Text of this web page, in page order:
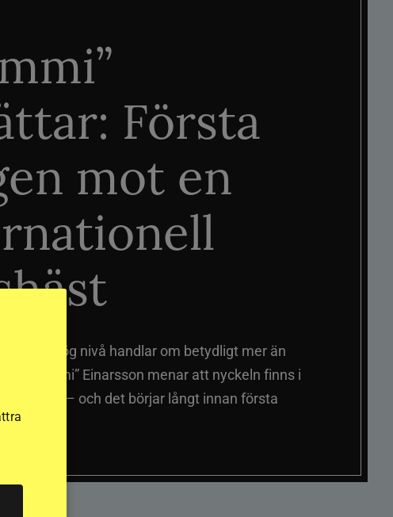
Första
mot en
på hög nivå handlar om betydligt mer än
“Gummi” Einarsson menar att nyckeln finns i
över – och det börjar långt innan första